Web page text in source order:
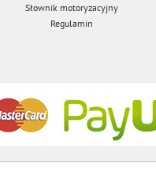
Słownik motoryzacyjny
Regulamin